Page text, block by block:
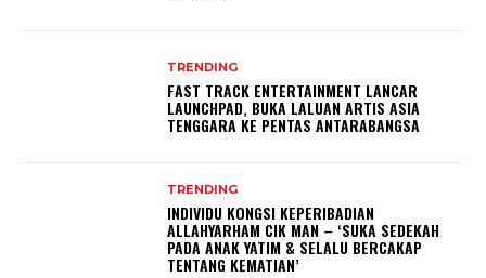
TRENDING
FAST TRACK ENTERTAINMENT LANCAR
LAUNCHPAD, BUKA LALUAN ARTIS ASIA
TENGGARA KE PENTAS ANTARABANGSA
TRENDING
INDIVIDU KONGSI KEPERIBADIAN
ALLAHYARHAM CIK MAN – ‘SUKA SEDEKAH
PADA ANAK YATIM & SELALU BERCAKAP
TENTANG KEMATIAN’